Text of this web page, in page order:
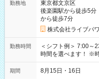
勤務地
東京都文京区
後楽園駅から徒歩5分
から徒歩7分
株式会社ライブパ
勤務時間
＜シフト例＞ 7:00～23:00 13:30
時間を選べます！ ※
期間 8月15日・16日